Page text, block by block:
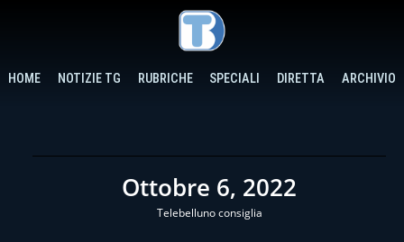
HOME NOTIZIE TG RUBRICHE SPECIALI DIRETTA ARCHIVIO
Ottobre 6, 2022
Telebelluno consiglia